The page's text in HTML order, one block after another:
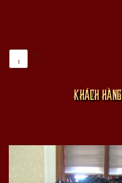
1
2
KHÁCH